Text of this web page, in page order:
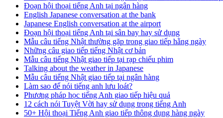
Đoạn hội thoại tiếng Anh tại ngân hàng
English Japanese conversation at the bank
Japanese English conversation at the airport
Đoạn hội thoại tiếng Anh tại sân bay hay sử dụng
Mẫu câu tiếng Nhật thường gặp trong giao tiếp hằng ngày
Những câu giao tiếp tiếng Nhật cơ bản
Mẫu câu tiếng Nhật giao tiếp tại rạp chiếu phim
Talking about the weather in Japanese
Mẫu câu tiếng Nhật giao tiếp tại ngân hàng
Làm sao để nói tiếng anh lưu loát?
Phương pháp học tiếng Anh giao tiếp hiệu quả
12 cách nói Tuyệt Vời hay sử dụng trong tiếng Anh
50+ Hội thoại Tiếng Anh giao tiếp thông dụng hàng ngày